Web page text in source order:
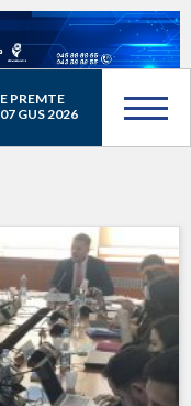
E PREMTE
07 GUS 2026